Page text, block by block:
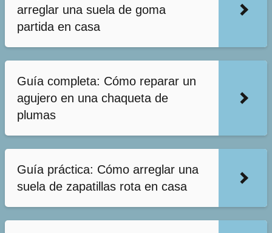
arreglar una suela de goma
partida en casa
Guía completa: Cómo reparar un
agujero en una chaqueta de
plumas
Guía práctica: Cómo arreglar una
suela de zapatillas rota en casa